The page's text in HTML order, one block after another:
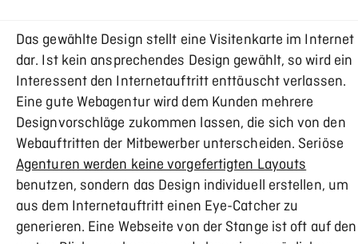
Das gewählte Design stellt eine Visitenkarte im Internet
dar. Ist kein ansprechendes Design gewählt, so wird ein
Interessent den Internetauftritt enttäuscht verlassen.
Eine gute Webagentur wird dem Kunden mehrere
Designvorschläge zukommen lassen, die sich von den
Webauftritten der Mitbewerber unterscheiden. Seriöse
Agenturen werden keine vorgefertigten Layouts
benutzen, sondern das Design individuell erstellen, um
aus dem Internetauftritt einen Eye-Catcher zu
generieren. Eine Webseite von der Stange ist oft auf den